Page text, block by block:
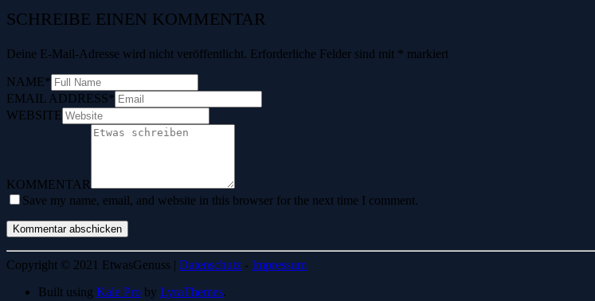
SCHREIBE EINEN KOMMENTAR
Deine E-Mail-Adresse wird nicht veröffentlicht. Erforderliche Felder sind mit * markiert
NAME*
EMAIL ADDRESS*
WEBSITE
KOMMENTAR
Save my name, email, and website in this browser for the next time I comment.
Copyright © 2021 EtwasGenuss | Datenschutz - Impressum
Built using Kale Pro by LyraThemes.